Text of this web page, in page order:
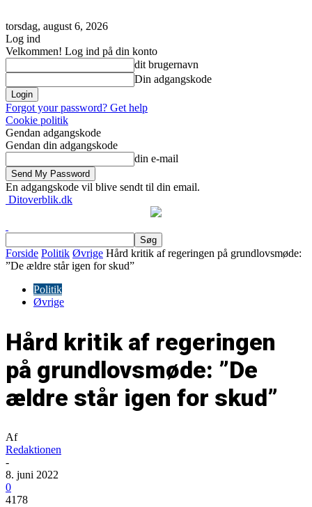
torsdag, august 6, 2026
Log ind
Velkommen! Log ind på din konto
dit brugernavn
Din adgangskode
Forgot your password? Get help
Cookie politik
Gendan adgangskode
Gendan din adgangskode
din e-mail
En adgangskode vil blive sendt til din email.
Ditoverblik.dk
Forside Politik Øvrige Hård kritik af regeringen på grundlovsmøde:
”De ældre står igen for skud”
Politik
Øvrige
Hård kritik af regeringen
på grundlovsmøde: ”De
ældre står igen for skud”
Af
Redaktionen
-
8. juni 2022
0
4178